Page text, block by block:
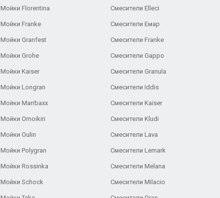
Мойки Florentina
Мойки Franke
Мойки Granfest
Мойки Grohe
Мойки Kaiser
Мойки Longran
Мойки Marrbaxx
Мойки Omoikiri
Мойки Oulin
Мойки Polygran
Мойки Rossinka
Мойки Schock
Смесители Elleci
Смесители Емар
Смесители Franke
Смесители Gappo
Смесители Granula
Смесители Iddis
Смесители Kaiser
Смесители Kludi
Смесители Lava
Смесители Lemark
Смесители Melana
Смесители Milacio